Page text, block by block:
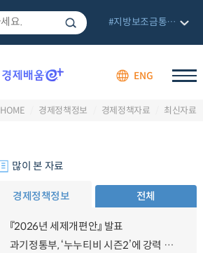
ENG
#지방보조금통합관리망
HOME 경제정책정보 경제정책자료 최신자료
많이 본 자료
경제정책정보 전체
『2026년 세제개편안』 발표
과기정통부, ‘누누티비 시즌2’에 강력 대응 의지 밝혀